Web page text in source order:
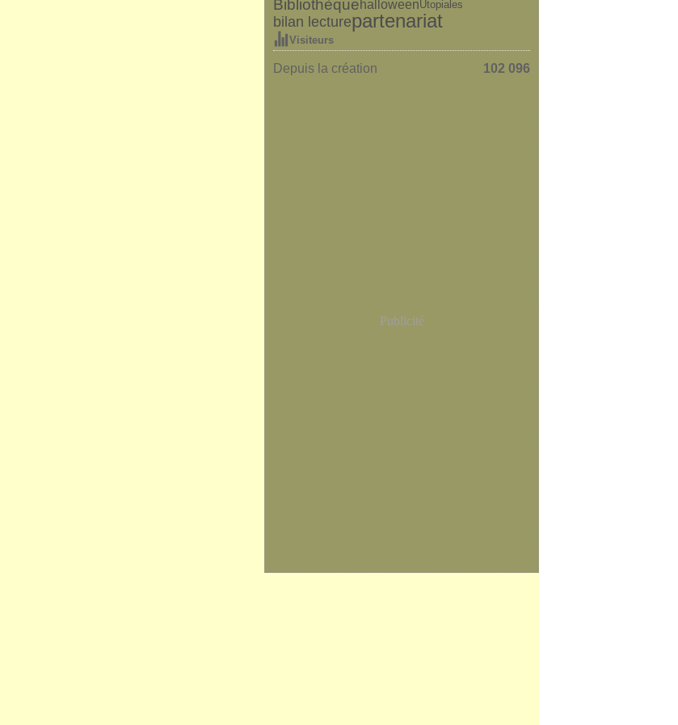
BibliothèquehalloweenUtopiales
bilan lecturepartenariat
Visiteurs
Depuis la création 102 096
Publicité